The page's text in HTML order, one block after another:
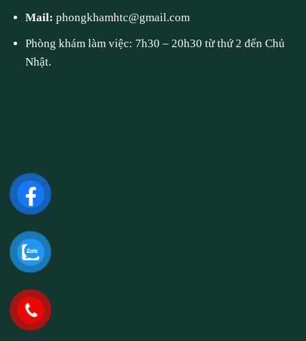
Mail:phongkhamhtc@gmail.com
Phòng khám làm việc: 7h30 – 20h30 từ thứ 2 đến Chủ
Nhật.